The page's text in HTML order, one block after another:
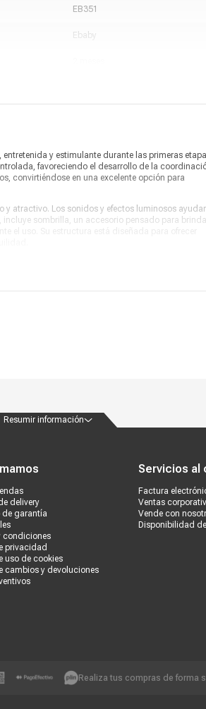
EB351
Ebaby
y estimulante durante las primeras
favoreciendo el desarrollo de la
convirtiéndose en una excelente opción para
atractivo. Los sonidos y efectos luminosos
sombrilla, un accesorio pensado para
un juguete funcional, visualmente atractivo y
Resumir información
delivery
garantía
condiciones
privacidad
uso de cookies
cambios y devoluciones
Servicios al
Factura
Ventas
Vende con
Disponibilidad
Realiza tus compras de forma